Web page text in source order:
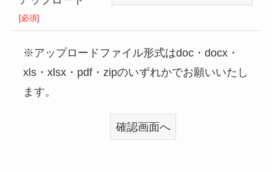
[必須]
※アップロードファイル形式はdoc・docx・
xls・xlsx・pdf・zipのいずれかでお願いいたし
ます。